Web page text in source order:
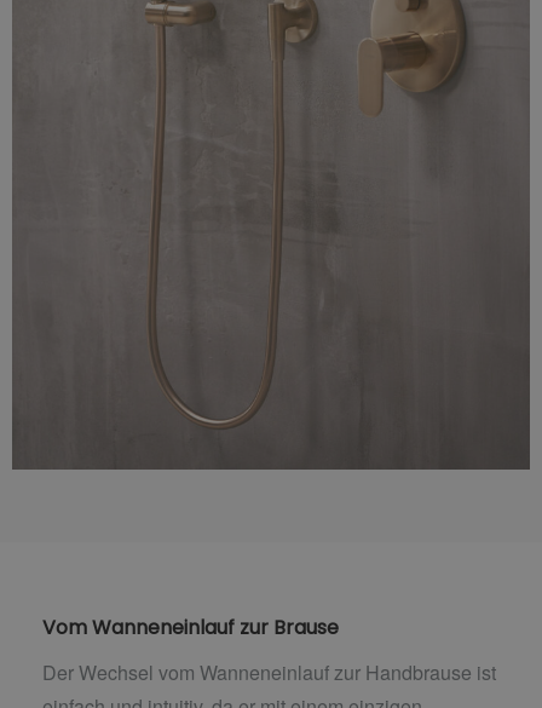
Vom Wanneneinlauf zur Brause
Der Wechsel vom Wanneneinlauf zur Handbrause ist